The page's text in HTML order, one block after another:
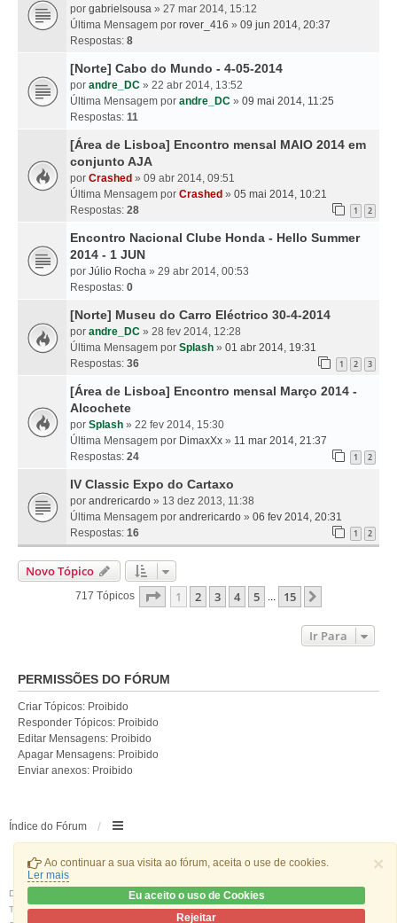
×
Ao continuar a sua visita ao fórum, aceita o use de cookies.
Ler mais
Eu aceito o uso de Cookies
Rejeitar
por gabrielsousa » 27 mar 2014, 15:12
Última Mensagem por rover_416 » 09 jun 2014, 20:37
Respostas: 8
[Norte] Cabo do Mundo - 4-05-2014
por andre_DC » 22 abr 2014, 13:52
Última Mensagem por andre_DC » 09 mai 2014, 11:25
Respostas: 11
[Área de Lisboa] Encontro mensal MAIO 2014 em
conjunto AJA
por Crashed » 09 abr 2014, 09:51
Última Mensagem por Crashed » 05 mai 2014, 10:21
Respostas: 28 1 2
Encontro Nacional Clube Honda - Hello Summer
2014 - 1 JUN
por Júlio Rocha » 29 abr 2014, 00:53
Respostas: 0
[Norte] Museu do Carro Eléctrico 30-4-2014
por andre_DC » 28 fev 2014, 12:28
Última Mensagem por Splash » 01 abr 2014, 19:31
Respostas: 36 1 2 3
[Área de Lisboa] Encontro mensal Março 2014 -
Alcochete
por Splash » 22 fev 2014, 15:30
Última Mensagem por DimaxXx » 11 mar 2014, 21:37
Respostas: 24 1 2
IV Classic Expo do Cartaxo
por andrericardo » 13 dez 2013, 11:38
Última Mensagem por andrericardo » 06 fev 2014, 20:31
Respostas: 16 1 2
Novo Tópico
717 Tópicos Página De 15
1 2 3 4 5 ... 15
Ir Para
PERMISSÕES DO FÓRUM
Criar Tópicos: Proibido
Responder Tópicos: Proibido
Editar Mensagens: Proibido
Apagar Mensagens: Proibido
Enviar anexos: Proibido
Índice do Fórum
Desenvolvido por
® Forum Software © phpBB Limited
Traduzido por:phpBB Portugal